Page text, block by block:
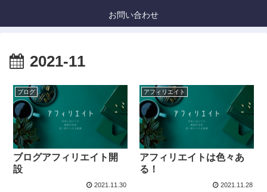
お問い合わせ
2021-11
ブログ
ブログアフィリエイト開
設
2021.11.30
アフィリエイト
アフィリエイトは色々あ
る！
2021.11.28